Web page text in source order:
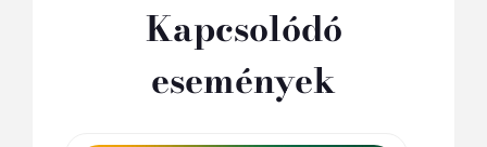
Kapcsolódó
események